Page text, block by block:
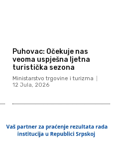
Puhovac: Očekuje nas
veoma uspješna ljetna
turistička sezona
Ministarstvo trgovine i turizma
12 Jula, 2026